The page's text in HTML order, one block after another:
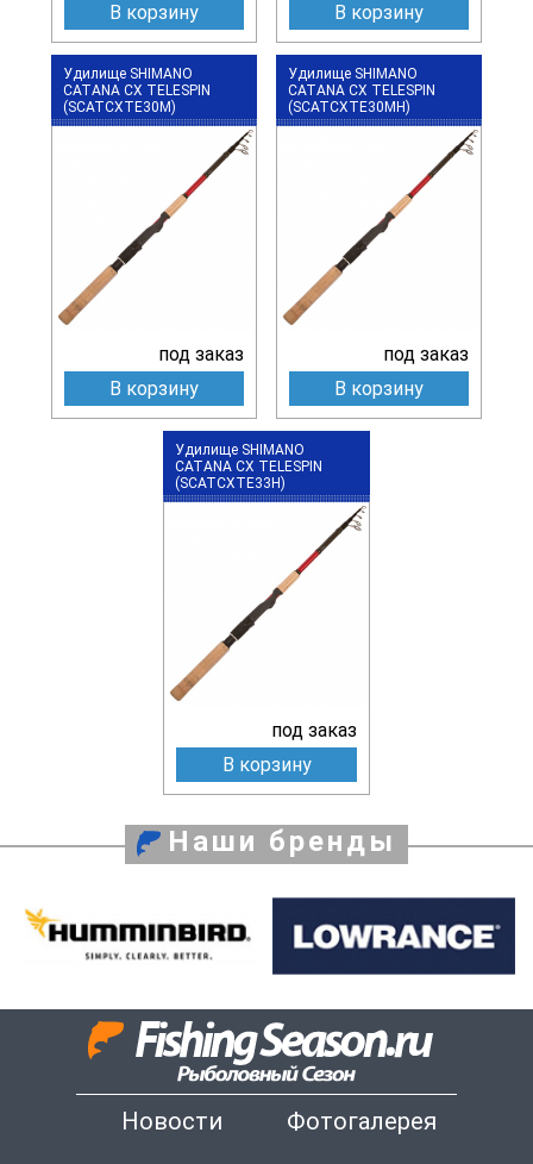
В корзину
В корзину
Удилище SHIMANO
CATANA CX TELESPIN
(SCATCXTE30M)
под заказ
В корзину
Удилище SHIMANO
CATANA CX TELESPIN
(SCATCXTE30MH)
под заказ
В корзину
Удилище SHIMANO
CATANA CX TELESPIN
(SCATCXTE33H)
под заказ
В корзину
Наши бренды
Новости
Фотогалерея